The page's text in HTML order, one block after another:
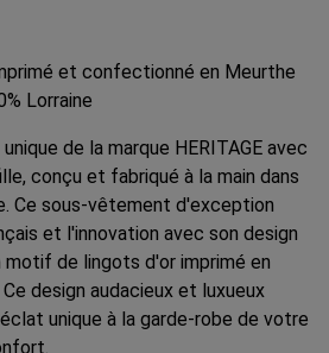
et confectionné en Meurthe
Lorraine
de la marque HERITAGE avec
conçu et fabriqué à la main dans
Ce sous-vêtement d'exception
et l'innovation avec son design
de lingots d'or imprimé en
design audacieux et luxueux
unique à la garde-robe de votre